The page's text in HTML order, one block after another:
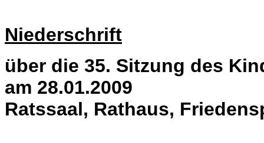
Niederschrift
über die 35. Sitzung des
am 28.01.2009
Ratssaal, Rathaus,